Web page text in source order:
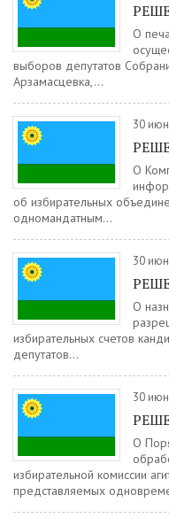
О
выборов депутатов
Арзамасцевка,...
30
О
об избирательных
одномандатным...
30
О
избирательных счетов
депутатов...
30
О
избирательной комиссии
представляемых